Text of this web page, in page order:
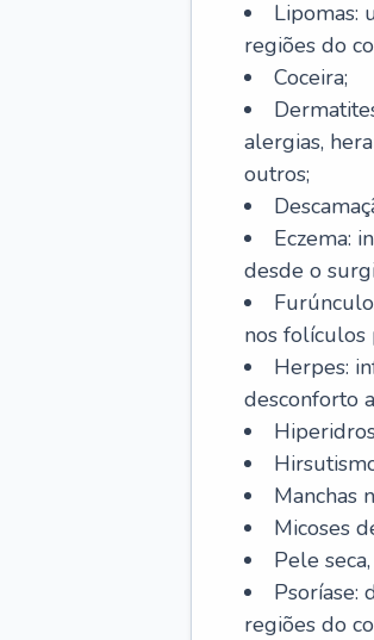
Lipomas:
regiões do
Coceira;
alergias,
outros;
Eczema:
desde o
nos folículos
Herpes:
desconforto
Manchas
Micoses
Pele
Psoríase:
regiões do